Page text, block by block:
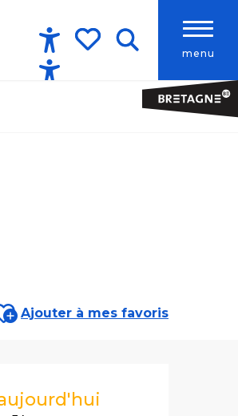
menu
Accessibilité
aux favoris
Ajouter à mes favoris
et